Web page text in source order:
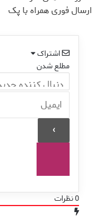
ارسال فوری همراه با پک
اشتراک
مطلع شدن
0نظرات